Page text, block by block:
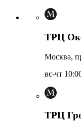
ТРЦ
Москва,
вс-чт
ТРЦ